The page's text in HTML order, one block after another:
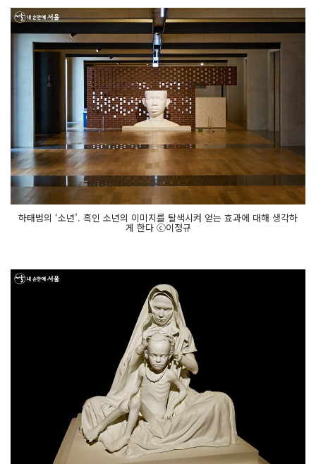
하태범의 ‘소년’. 흑인 소년의 이미지를 탈색시켜 얻는 효과에 대해 생각하
게 한다 ⓒ이정규